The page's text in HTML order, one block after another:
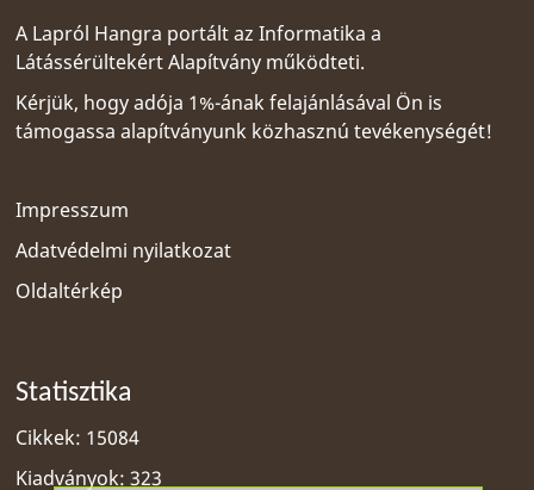
A Lapról Hangra portált azInformatika a
Látássérültekért Alapítvány működteti.
Kérjük, hogy adója 1%-ának felajánlásával Ön is
támogassa alapítványunk közhasznú tevékenységét!
Impresszum
Adatvédelmi nyilatkozat
Oldaltérkép
Statisztika
Cikkek: 15084
Kiadványok: 323